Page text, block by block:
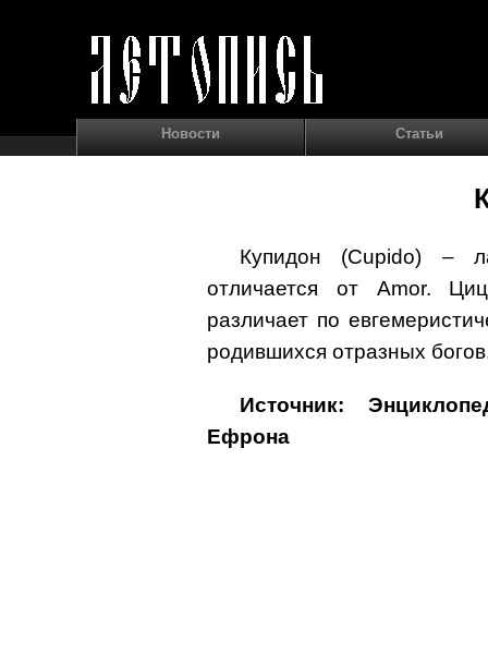
Новости Статьи
Купидон (Cupido) –
отличается от Amor.
различает по
родившихся отразных
Источник:
Ефрона